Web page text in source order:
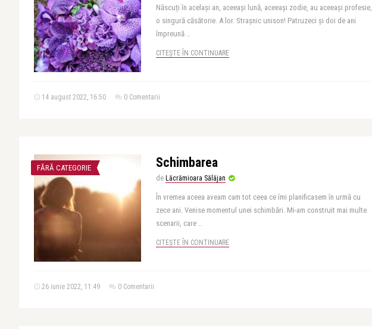
Născuți în același an, aceeași lună, aceeași zodie, au aceeași profesie,
o singură căsătorie. A lor. Strașnic unison! Patruzeci și doi de ani
împreună ..
CITEȘTE ÎN CONTINUARE
14 august 2022, 16:50 0 Comentarii
FĂRĂ CATEGORIE Schimbarea
de Lăcrămioara Sălăjan
În vremea aceea aveam cam tot ceea ce îmi planificasem în urmă cu
zece ani. Venise momentul unei schimbări. Mi-am construit mai multe
scenarii, care ..
CITEȘTE ÎN CONTINUARE
26 iunie 2022, 11:49 0 Comentarii